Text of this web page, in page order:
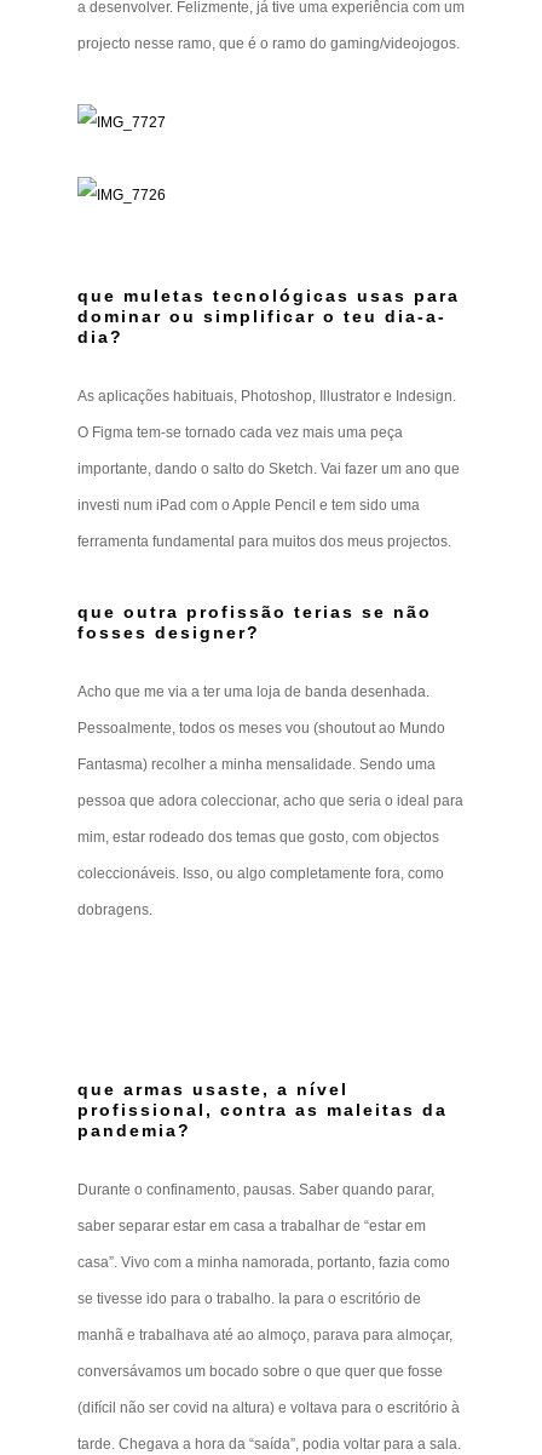
a desenvolver. Felizmente, já tive uma experiência com um
projecto nesse ramo, que é o ramo do gaming/videojogos.
que muletas tecnológicas usas para
dominar ou simplificar o teu dia-a-
dia?
As aplicações habituais, Photoshop, Illustrator e Indesign.
O Figma tem-se tornado cada vez mais uma peça
importante, dando o salto do Sketch. Vai fazer um ano que
investi num iPad com o Apple Pencil e tem sido uma
ferramenta fundamental para muitos dos meus projectos.
que outra profissão terias se não
fosses designer?
Acho que me via a ter uma loja de banda desenhada.
Pessoalmente, todos os meses vou (shoutout ao Mundo
Fantasma) recolher a minha mensalidade. Sendo uma
pessoa que adora coleccionar, acho que seria o ideal para
mim, estar rodeado dos temas que gosto, com objectos
coleccionáveis. Isso, ou algo completamente fora, como
dobragens.
que armas usaste, a nível
profissional, contra as maleitas da
pandemia?
Durante o confinamento, pausas. Saber quando parar,
saber separar estar em casa a trabalhar de “estar em
casa”. Vivo com a minha namorada, portanto, fazia como
se tivesse ido para o trabalho. Ia para o escritório de
manhã e trabalhava até ao almoço, parava para almoçar,
conversávamos um bocado sobre o que quer que fosse
(difícil não ser covid na altura) e voltava para o escritório à
tarde. Chegava a hora da “saída”, podia voltar para a sala.